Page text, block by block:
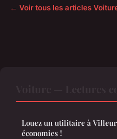
← Voir tous les articles
Louez un utilitaire à
économies !